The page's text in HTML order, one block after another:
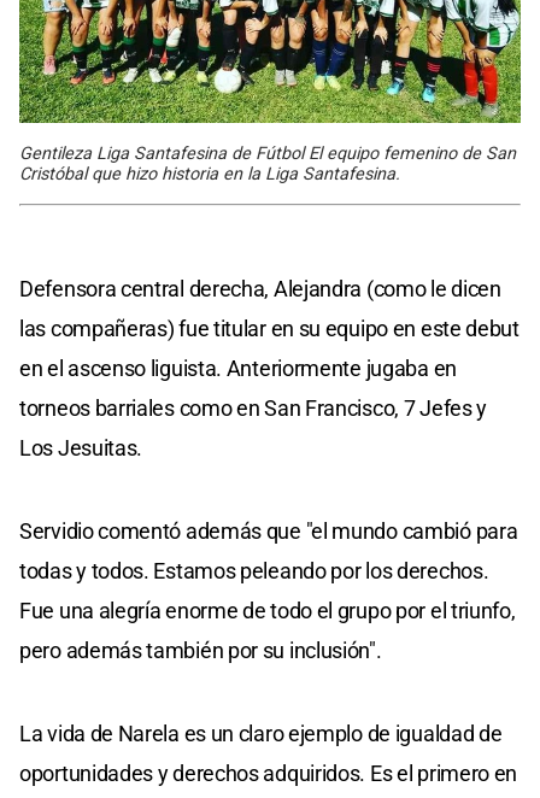
Gentileza Liga Santafesina de Fútbol El equipo femenino de San
Cristóbal que hizo historia en la Liga Santafesina.
Defensora central derecha, Alejandra (como le dicen
las compañeras) fue titular en su equipo en este debut
en el ascenso liguista. Anteriormente jugaba en
torneos barriales como en San Francisco, 7 Jefes y
Los Jesuitas.
Servidio comentó además que "el mundo cambió para
todas y todos. Estamos peleando por los derechos.
Fue una alegría enorme de todo el grupo por el triunfo,
pero además también por su inclusión".
La vida de Narela es un claro ejemplo de igualdad de
oportunidades y derechos adquiridos. Es el primero en